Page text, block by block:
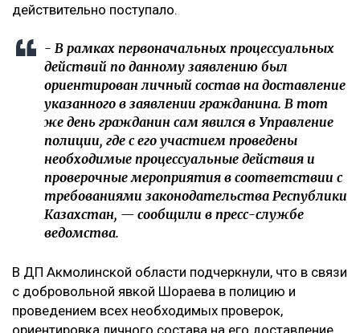
действительно поступало.
- В рамках первоначальных процессуальных
действий по данному заявлению был
ориентирован личный состав на доставление
указанного в заявлении гражданина. В тот
же день гражданин сам явился в Управление
полиции, где с его участием проведены
необходимые процессуальные действия и
проверочные мероприятия в соответствии с
требованиями законодательства Республики
Казахстан, — сообщили в пресс-службе
ведомства.
В ДП Акмолинской области подчеркнули, что в связи
с добровольной явкой Шораева в полицию и
проведением всех необходимых проверок,